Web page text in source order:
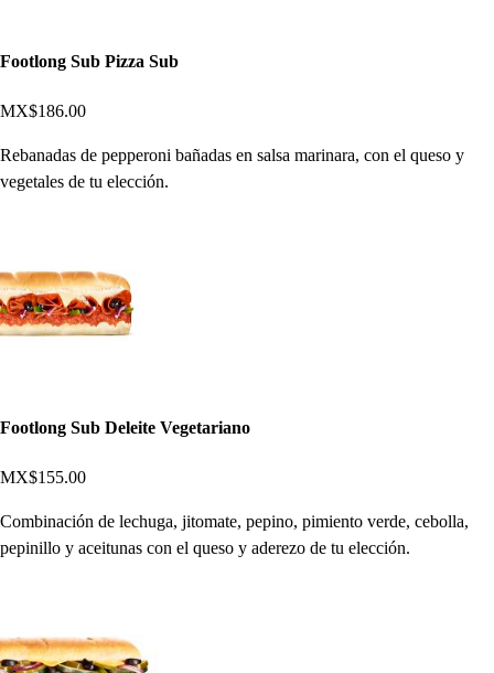
Footlong Sub Pizza Sub
MX$186.00
Rebanadas de pepperoni bañadas en salsa marinara, con el queso y
vegetales de tu elección.
Footlong Sub Deleite Vegetariano
MX$155.00
Combinación de lechuga, jitomate, pepino, pimiento verde, cebolla,
pepinillo y aceitunas con el queso y aderezo de tu elección.